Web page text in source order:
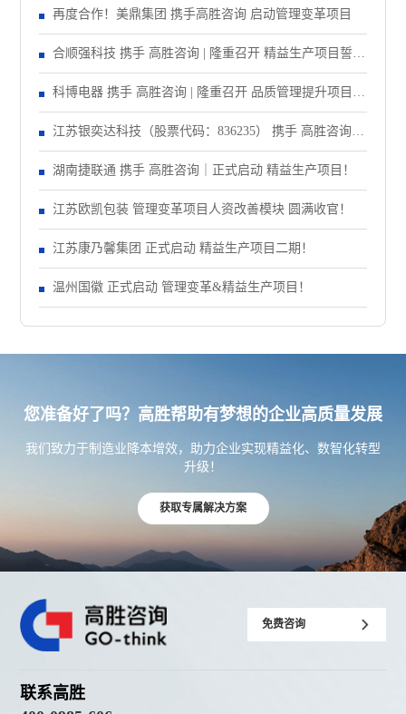
再度合作！美鼎集团 携手高胜咨询 启动管理变革项目
合顺强科技 携手 高胜咨询 | 隆重召开 精益生产项目誓师
大会！
科博电器 携手 高胜咨询 | 隆重召开 品质管理提升项目启
动大会！
江苏银奕达科技（股票代码：836235） 携手 高胜咨询｜
正式启动 管理变革项目
湖南捷联通 携手 高胜咨询｜正式启动 精益生产项目！
江苏欧凯包装 管理变革项目人资改善模块 圆满收官！
江苏康乃馨集团 正式启动 精益生产项目二期！
温州国徽 正式启动 管理变革&精益生产项目！
您准备好了吗？高胜帮助有梦想的企业高质量发展
我们致力于制造业降本增效，助力企业实现精益化、数智化转型
升级！
获取专属解决方案
免费咨询
联系高胜